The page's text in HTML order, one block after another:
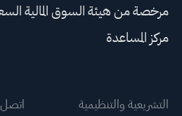
مرخصة من هيئة السوق المالية
مركز المساعدة
التشريعية والتنظيمية اتصل